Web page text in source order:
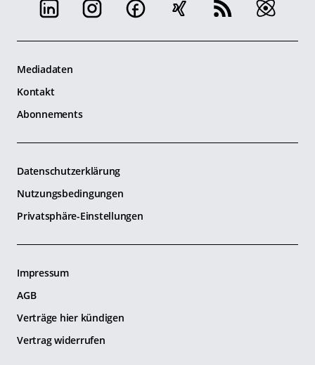
Mediadaten
Kontakt
Abonnements
Datenschutzerklärung
Nutzungsbedingungen
Privatsphäre-Einstellungen
Impressum
AGB
Verträge hier kündigen
Vertrag widerrufen